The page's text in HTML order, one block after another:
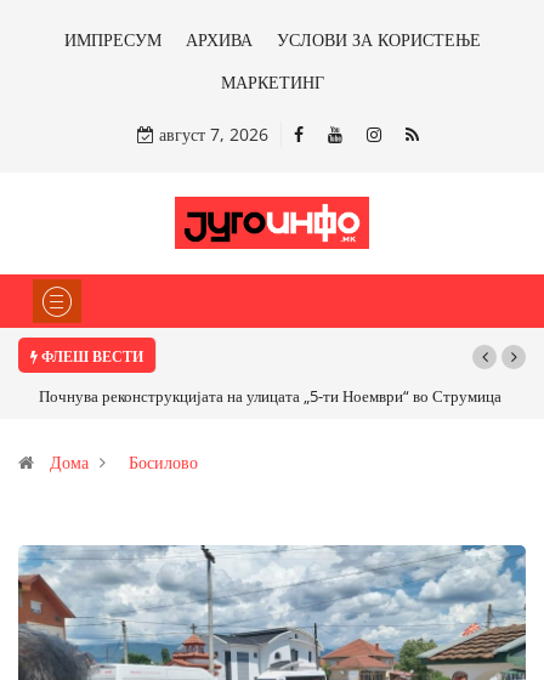
ИМПРЕСУМ АРХИВА
УСЛОВИ ЗА КОРИСТЕЊЕ
МАРКЕТИНГ
август 7, 2026
ФЛЕШ ВЕСТИ
Почнува реконструкцијата на улицата „5-ти Ноември“ во Струмица
Дома Босилово